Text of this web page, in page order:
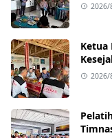
2026/
Ketua
2026/